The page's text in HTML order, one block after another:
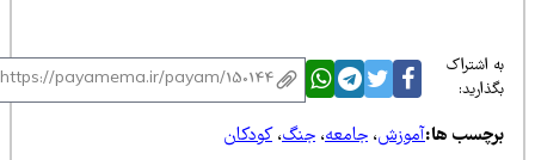
اشتراک
ها:آموزش،جامعه،جنگ ،کودکان